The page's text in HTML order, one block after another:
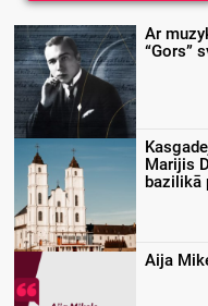
Ar
“Gors”
Marijis
bazilikā
Aija